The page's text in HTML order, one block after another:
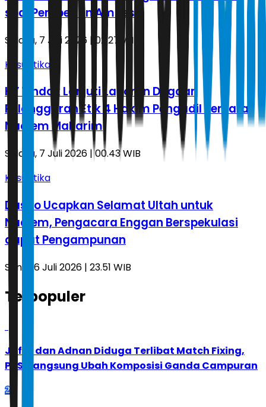
soal Pemberian Amnesti
Selasa, 7 Juli 2026 | 02.27 WIB
Kasuistika
KY Tindak Lanjuti Laporan Dugaan
Pelanggaran Etik 4 Hakim Pengadil Perkara
Nadiem Makarim
Selasa, 7 Juli 2026 | 00.43 WIB
Kasuistika
Dasco Ucapkan Selamat Ultah untuk
Nadiem, Pengacara Enggan Berspekulasi
dapat Pengampunan
Senin, 6 Juli 2026 | 23.51 WIB
Terpopuler
Jafar dan Adnan Diduga Terlibat Match Fixing,
PBSI Langsung Ubah Komposisi Ganda Campuran
2